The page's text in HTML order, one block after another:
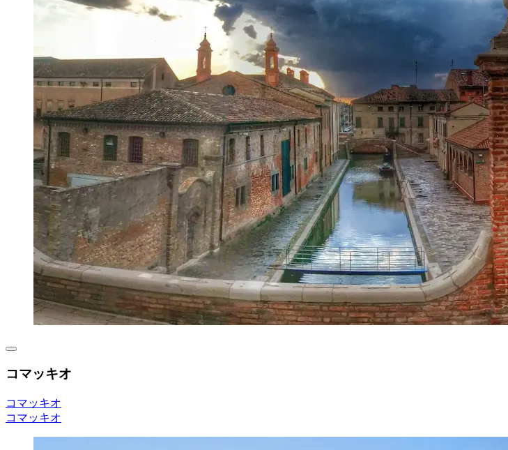
コマッキオ
コマッキオ
コマッキオ